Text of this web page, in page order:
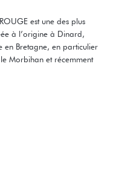
est une des plus
à l’origine à Dinard,
en Bretagne, en particulier
Morbihan et récemment